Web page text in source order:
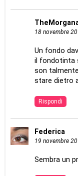
18 novembre
Un fondo
il fondotinta
son
stare dietro
Rispondi
Federica
19 novembre
Sembra un